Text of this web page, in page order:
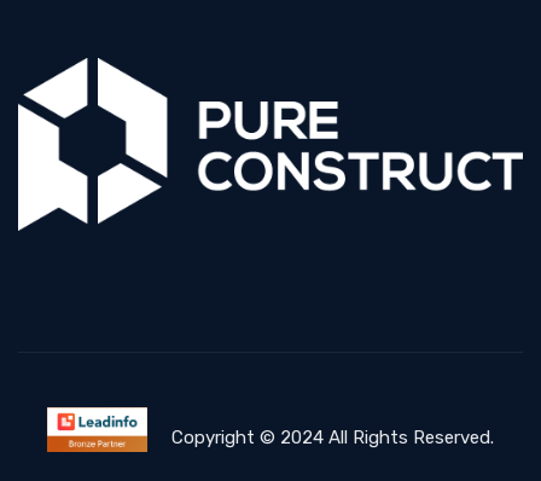
Copyright © 2024 All Rights Reserved.